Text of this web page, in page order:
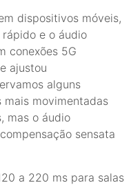
dispositivos móveis,
e o áudio
conexões 5G
ajustou
alguns
mais movimentadas
mas o áudio
sensata
a 220 ms para salas